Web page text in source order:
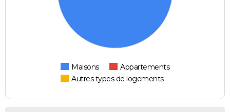
Maisons
Appartements
Autres types de logements